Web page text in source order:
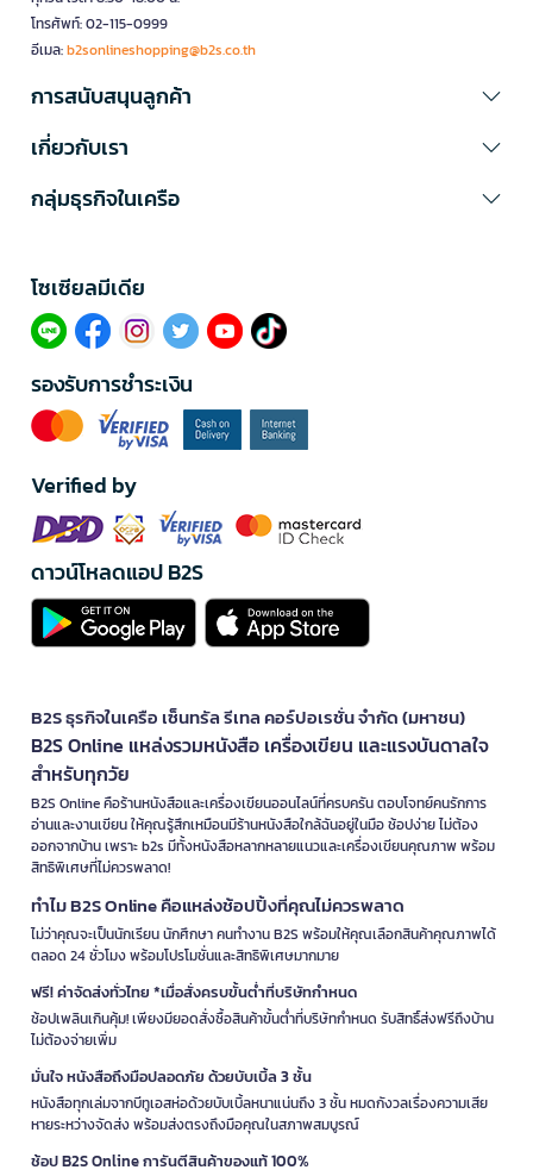
โทรศัพท์: 02-115-0999
อีเมล:b2sonlineshopping@b2s.co.th
การสนับสนุนลูกค้า
เกี่ยวกับเรา
กลุ่มธุรกิจในเครือ
โซเซียลมีเดีย​
รองรับการชำระเงิน
Verified by
ดาวน์โหลดแอป B2S
B2S ธุรกิจในเครือ เซ็นทรัล รีเทล คอร์ปอเรชั่น จำกัด (มหาชน)
B2S Online แหล่งรวมหนังสือ เครื่องเขียน และแรงบันดาลใจ
สำหรับทุกวัย
B2S Online คือร้านหนังสือและเครื่องเขียนออนไลน์ที่ครบครัน ตอบโจทย์คนรักการ
อ่านและงานเขียน ให้คุณรู้สึกเหมือนมีร้านหนังสือใกล้ฉันอยู่ในมือ ช้อปง่าย ไม่ต้อง
ออกจากบ้าน เพราะ b2s มีทั้งหนังสือหลากหลายแนวและเครื่องเขียนคุณภาพ พร้อม
สิทธิพิเศษที่ไม่ควรพลาด!
ทำไม B2S Online คือแหล่งช้อปปิ้งที่คุณไม่ควรพลาด
ไม่ว่าคุณจะเป็นนักเรียน นักศึกษา คนทำงาน B2S พร้อมให้คุณเลือกสินค้าคุณภาพได้
ตลอด 24 ชั่วโมง พร้อมโปรโมชั่นและสิทธิพิเศษมากมาย
ฟรี! ค่าจัดส่งทั่วไทย *เมื่อสั่งครบขั้นต่ำที่บริษัทกำหนด
ช้อปเพลินเกินคุ้ม! เพียงมียอดสั่งซื้อสินค้าขั้นต่ำที่บริษัทกำหนด รับสิทธิ์ส่งฟรีถึงบ้าน
ไม่ต้องจ่ายเพิ่ม
มั่นใจ หนังสือถึงมือปลอดภัย ด้วยบับเบิ้ล 3 ชั้น
หนังสือทุกเล่มจากบีทูเอสห่อด้วยบับเบิ้ลหนาแน่นถึง 3 ชั้น หมดกังวลเรื่องความเสีย
หายระหว่างจัดส่ง พร้อมส่งตรงถึงมือคุณในสภาพสมบูรณ์
ช้อป B2S Online การันตีสินค้าของแท้ 100%